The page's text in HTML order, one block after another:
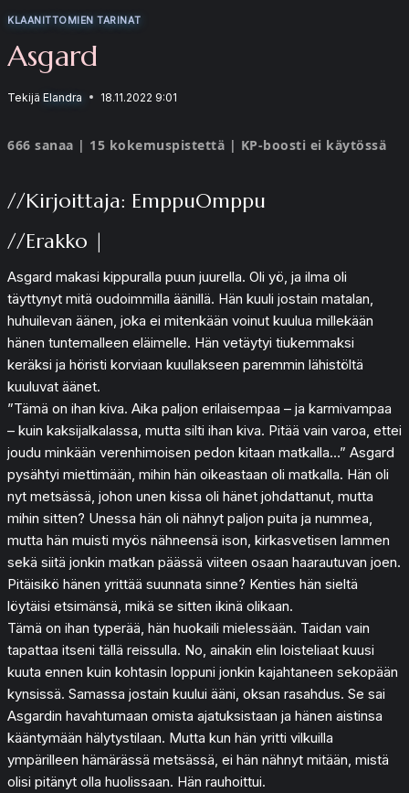
KLAANITTOMIEN TARINAT
Asgard
Tekijä Elandra 18.11.2022 9:01
666 sanaa | 15 kokemuspistettä | KP-boosti ei käytössä
//Kirjoittaja: EmppuOmppu
//Erakko |
Asgard makasi kippuralla puun juurella. Oli yö, ja ilma oli
täyttynyt mitä oudoimmilla äänillä. Hän kuuli jostain matalan,
huhuilevan äänen, joka ei mitenkään voinut kuulua millekään
hänen tuntemalleen eläimelle. Hän vetäytyi tiukemmaksi
keräksi ja höristi korviaan kuullakseen paremmin lähistöltä
kuuluvat äänet.
”Tämä on ihan kiva. Aika paljon erilaisempaa – ja karmivampaa
– kuin kaksijalkalassa, mutta silti ihan kiva. Pitää vain varoa, ettei
joudu minkään verenhimoisen pedon kitaan matkalla…” Asgard
pysähtyi miettimään, mihin hän oikeastaan oli matkalla. Hän oli
nyt metsässä, johon unen kissa oli hänet johdattanut, mutta
mihin sitten? Unessa hän oli nähnyt paljon puita ja nummea,
mutta hän muisti myös nähneensä ison, kirkasvetisen lammen
sekä siitä jonkin matkan päässä viiteen osaan haarautuvan joen.
Pitäisikö hänen yrittää suunnata sinne? Kenties hän sieltä
löytäisi etsimänsä, mikä se sitten ikinä olikaan.
Tämä on ihan typerää, hän huokaili mielessään. Taidan vain
tapattaa itseni tällä reissulla. No, ainakin elin loisteliaat kuusi
kuuta ennen kuin kohtasin loppuni jonkin kajahtaneen sekopään
kynsissä. Samassa jostain kuului ääni, oksan rasahdus. Se sai
Asgardin havahtumaan omista ajatuksistaan ja hänen aistinsa
kääntymään hälytystilaan. Mutta kun hän yritti vilkuilla
ympärilleen hämärässä metsässä, ei hän nähnyt mitään, mistä
olisi pitänyt olla huolissaan. Hän rauhoittui.